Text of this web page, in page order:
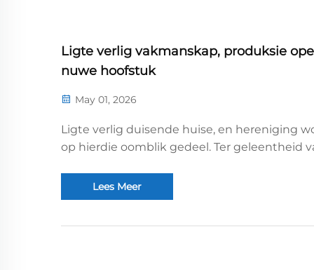
Ligte verlig vakmanskap, produksie
nuwe hoofstuk
May 01, 2026
Ligte verlig duisende huise, en hereniging
op hierdie oomblik gedeel. Ter geleentheid
Environmental Protection Engineering
Technology Co., Ltd. opregte groete aan al sy
Lees Meer